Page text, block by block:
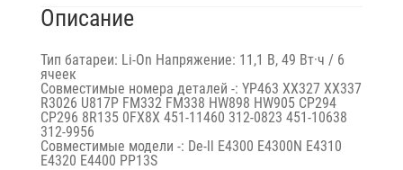
Описание
Тип батареи: Li-On Напряжение: 11,1 В, 49 Вт·ч / 6
ячеек
Совместимые номера деталей -: YP463 XX327 XX337
R3026 U817P FM332 FM338 HW898 HW905 CP294
CP296 8R135 0FX8X 451-11460 312-0823 451-10638
312-9956
Совместимые модели -: De-ll E4300 E4300N E4310
E4320 E4400 PP13S